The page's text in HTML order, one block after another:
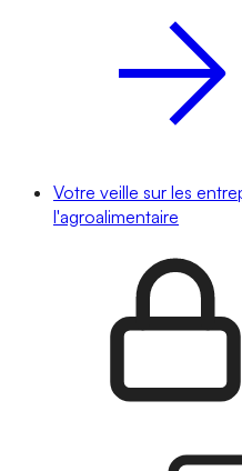
Votre veille sur les
l'agroalimentaire